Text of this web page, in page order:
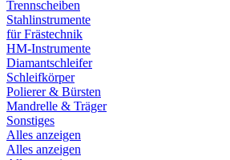
Trennscheiben
Stahlinstrumente
für Frästechnik
HM-Instrumente
Diamantschleifer
Schleifkörper
Polierer & Bürsten
Mandrelle & Träger
Sonstiges
Alles anzeigen
Alles anzeigen